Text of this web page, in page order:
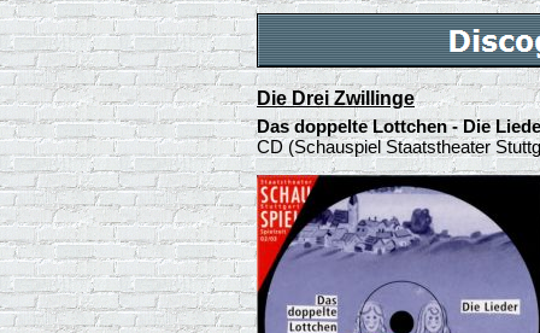
Die Drei Zwillinge
Das doppelte Lottchen - Die
CD (Schauspiel Staatstheater